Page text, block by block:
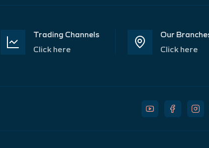
Trading Channels
Click here
Our
Click here